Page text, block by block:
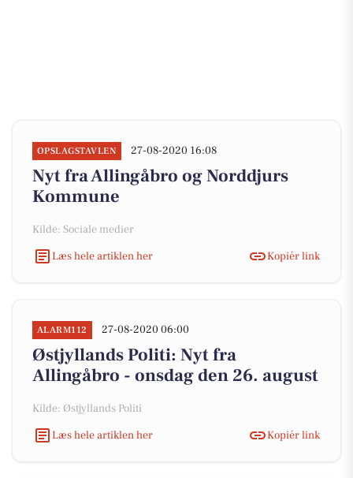
OPSLAGSTAVLEN 27-08-2020 16:08
Nyt fra Allingåbro og Norddjurs
Kommune
Kilde: Sociale medier
Læs hele artiklen her
Kopiér link
ALARM112 27-08-2020 06:00
Østjyllands Politi: Nyt fra
Allingåbro - onsdag den 26. august
Kilde: Østjyllands Politi
Læs hele artiklen her
Kopiér link